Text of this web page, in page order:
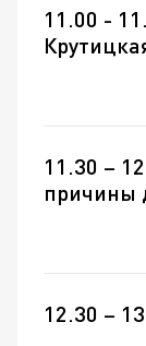
11.00 -
11.30 –
причины
12.30 –